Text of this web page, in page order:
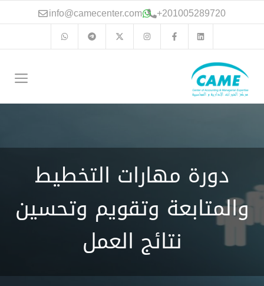
انتقل
إلى 201005289720
+
info@camecenter.com
دورة مهارات التخطيط
والمتابعة وتقويم وتحسين
نتائج العمل